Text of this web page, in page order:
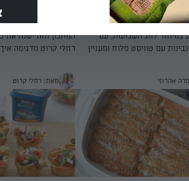
בולגרית ומשמשים
במיוחד לחג השבועות, עם
עם טוויסט מלוח ומעניין
אהרוני
המתכון הזה ישנה את
רחלי קרוט מדגימה
מאת: רחלי קרוט